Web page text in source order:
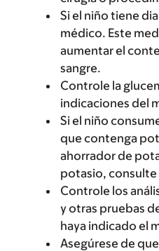
Si el niño tiene
médico. Este
aumentar el
sangre.
Controle la
indicaciones del
Si el niño
que contenga
ahorrador de
potasio, consulte
Controle los
y otras pruebas
haya indicado el
Asegúrese de